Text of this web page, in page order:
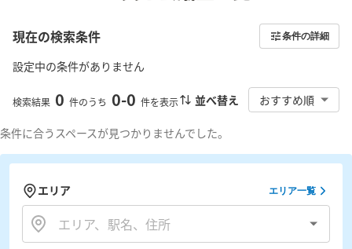
現在の検索条件 条件の詳細
設定中の条件がありません
検索結果 0 件のうち 0-0 件を表示 並べ替え おすすめ順
条件に合うスペースが見つかりませんでした。
エリア エリア一覧